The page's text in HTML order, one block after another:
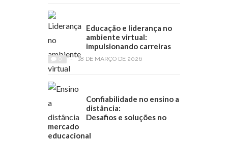
Educação e liderança no
ambiente virtual:
impulsionando carreiras
- 18 DE MARÇO DE 2026
Confiabilidade no ensino a
distância:
Desafios e soluções no
mercado
educacional